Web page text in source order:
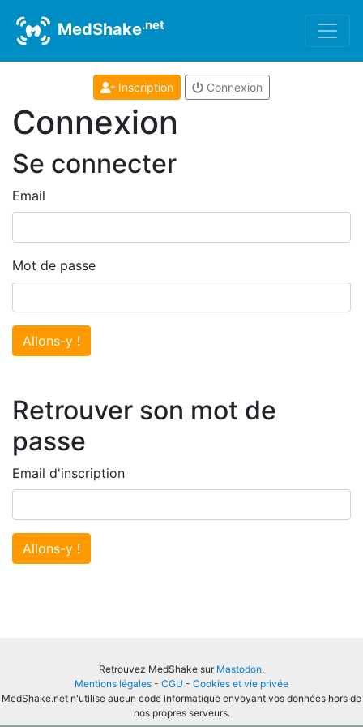
MedShake.net
Inscription Connexion
Connexion
Se connecter
Email
Mot de passe
Allons-y !
Retrouver son mot de
passe
Email d'inscription
Allons-y !
Retrouvez MedShake sur Mastodon.
Mentions légales - CGU - Cookies et vie privée
MedShake.net n'utilise aucun code informatique envoyant vos données hors de
nos propres serveurs.